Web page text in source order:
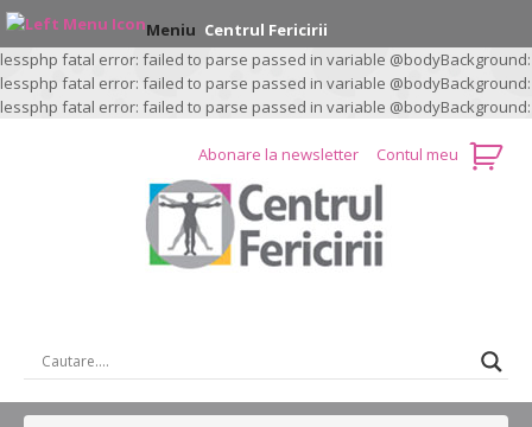
lessphp fatal error: failed to parse passed in variable @bodyBackground:
lessphp fatal error: failed to parse passed in variable @bodyBackground:
lessphp fatal error: failed to parse passed in variable @bodyBackground:
Abonare la newsletter Contul meu
Meniu Centrul Fericirii